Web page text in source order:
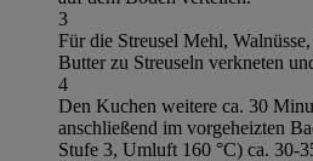
3
Für die Streusel Mehl,
Butter zu Streuseln verkneten
4
Den Kuchen weitere ca. 30
anschließend im vorgeheizten
Stufe 3, Umluft 160 °C) ca. 30-